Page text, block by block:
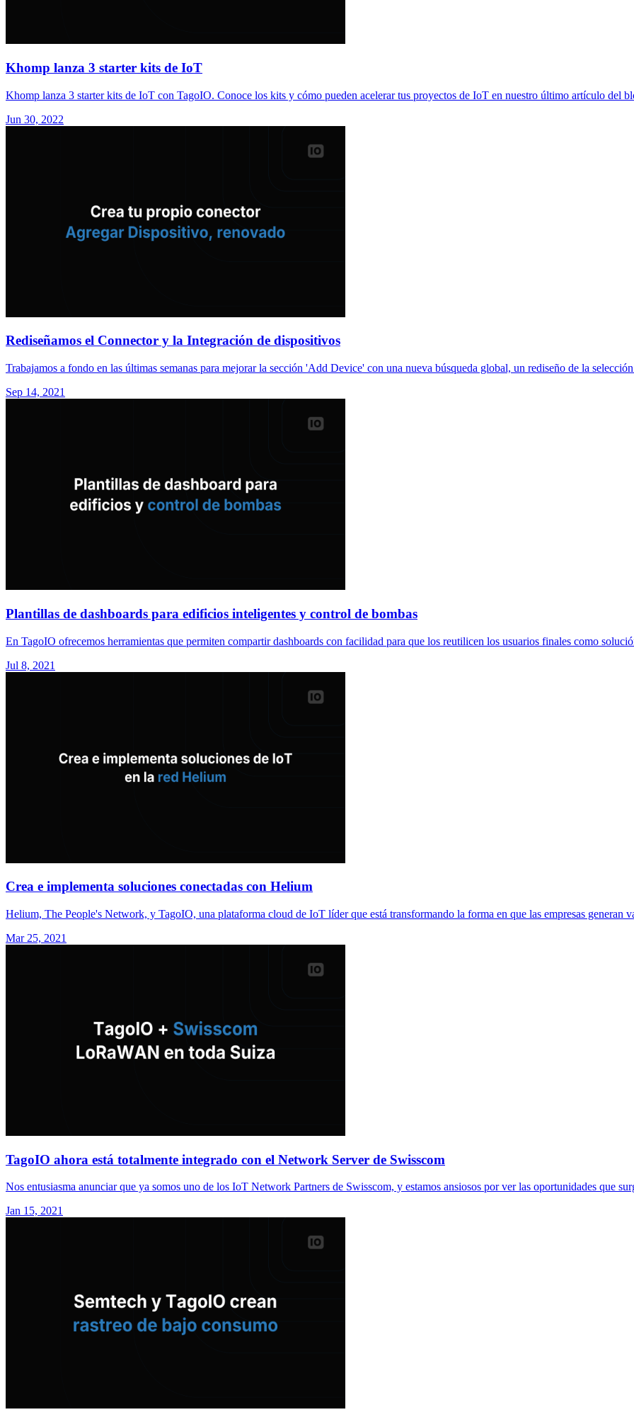
Khomp lanza 3 starter kits de IoT
Khomp lanza 3 starter kits de IoT con TagoIO. Conoce los kits y cómo pueden acelerar tus proyectos de IoT en nuestro último artículo del
Jun 30, 2022
Rediseñamos el Connector y la Integración de dispositivos
Trabajamos a fondo en las últimas semanas para mejorar la sección 'Add Device' con una nueva búsqueda global, un rediseño de la
Sep 14, 2021
Plantillas de dashboards para edificios inteligentes y control de bombas
En TagoIO ofrecemos herramientas que permiten compartir dashboards con facilidad para que los reutilicen los usuarios finales como
Jul 8, 2021
Crea e implementa soluciones conectadas con Helium
Helium, The People's Network, y TagoIO, una plataforma cloud de IoT líder que está transformando la forma en que las empresas generan
Mar 25, 2021
TagoIO ahora está totalmente integrado con el Network Server de Swisscom
Nos entusiasma anunciar que ya somos uno de los IoT Network Partners de Swisscom, y estamos ansiosos por ver las oportunidades que
Jan 15, 2021